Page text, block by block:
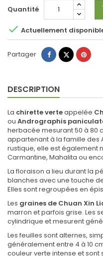
Quantité
 Actuellement
Partager PartagerTweet
DESCRIPTION
La chirette verteappelée
ou Andrographis
herbacée mesurant 50 à 80
appartenant à la famille des
rustique, elle est également
Carmantine, Mahalita ou
La floraison a lieu durant la
blanches avec une touche
Elles sont regroupées en
Les graines de Chuan Xin
marron et parfois grise. Les
cylindrique et mesurent
Les feuilles sont alternes,
généralement entre 4 à 10
couleur verte intense et sont